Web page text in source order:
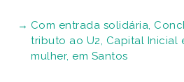
Com entrada solidária,
tributo ao U2, Capital Inicial
mulher, em Santos